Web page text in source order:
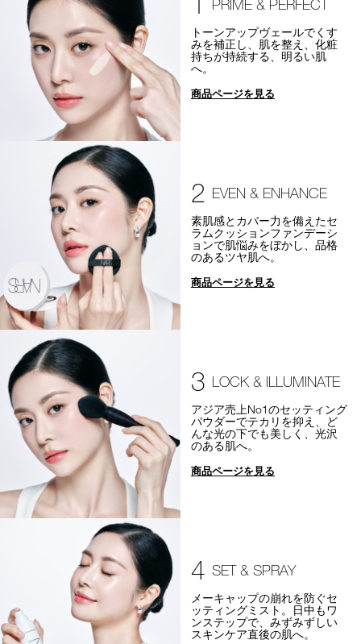
PRIME & PERFECT
トーンアップヴェールでくす
みを補正し、肌を整え、化粧
持ちが持続する、明るい肌
へ。
商品ページを見る
2 EVEN & ENHANCE
素肌感とカバー力を備えたセ
ラムクッションファンデーシ
ョンで肌悩みをぼかし、品格
のあるツヤ肌へ。
商品ページを見る
3 LOCK & ILLUMINATE
アジア売上No1のセッティング
パウダーでテカリを抑え、ど
んな光の下でも美しく、光沢
のある肌へ。
商品ページを見る
4 SET & SPRAY
メーキャップの崩れを防ぐセ
ッティングミスト。日中もワ
ンステップで、みずみずしい
スキンケア直後の肌へ。